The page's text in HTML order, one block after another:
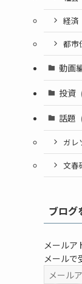
経済
都市
動画
投資
話題
ガレ
文春
ブログ
メールア
メールで
メ